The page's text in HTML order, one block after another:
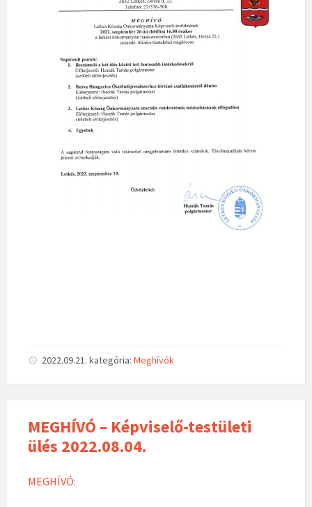
2022.09.21. kategória: Meghívók
MEGHÍVÓ – Képviselő-testületi
ülés 2022.08.04.
MEGHÍVÓ: